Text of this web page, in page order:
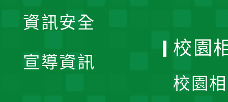
資訊安全
宣導資訊
校園
校園